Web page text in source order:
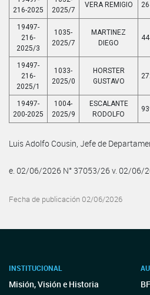
216-2025
2025/7
VERA REMIGIO
19497-
216-
2025/3
1035-
2025/7
MARTINEZ
DIEGO
19497-
216-
2025/1
1033-
2025/0
HORSTER
GUSTAVO
19497-
200-2025
1004-
2025/9
ESCALANTE
RODOLFO
Luis Adolfo Cousin, Jefe de
e. 02/06/2026 N° 37053/26 v. 02/06/
Fecha de publicación 02/06/2026
INSTITUCIONAL
Misión, Visión e Historia